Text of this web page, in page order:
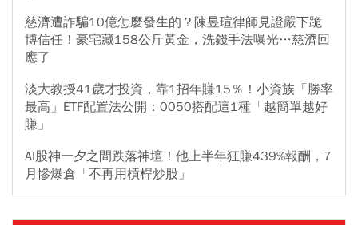
慈濟遭詐騙10億怎麼發生的？陳昱瑄律師見證嚴下跪
博信任！豪宅藏158公斤黃金，洗錢手法曝光…慈濟回
應了
淡大教授41歲才投資，靠1招年賺15％！小資族「勝率
最高」ETF配置法公開：0050搭配這1種「越簡單越好
賺」
AI股神一夕之間跌落神壇！他上半年狂賺439%報酬，7
月慘爆倉「不再用槓桿炒股」